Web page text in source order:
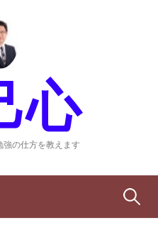
心
の仕方を教えます
検